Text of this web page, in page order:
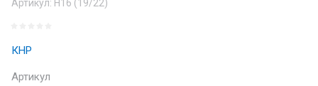
Артикул: H16 (19/22)
КНР
Артикул